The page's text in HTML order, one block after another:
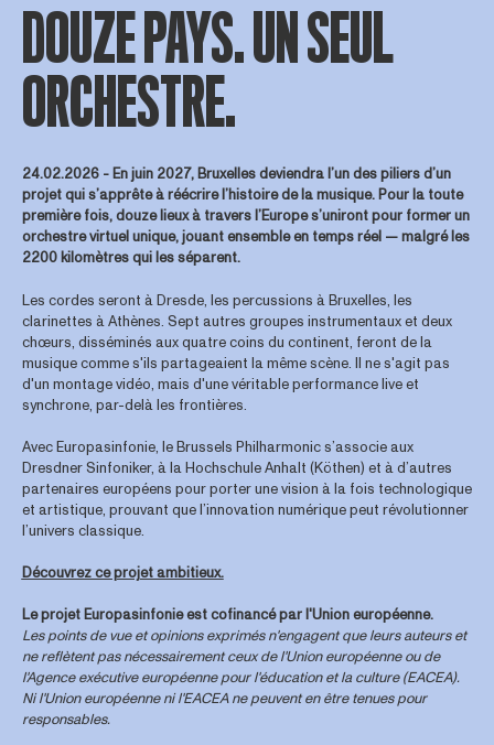
DOUZE PAYS. UN SEUL
ORCHESTRE.
24.02.2026 -En juin 2027, Bruxelles deviendra l’un des piliers d’un
projet qui s’apprête à réécrire l’histoire de la musique. Pour la toute
première fois, douze lieux à travers l’Europe s’uniront pour former un
orchestre virtuel unique, jouant ensemble en temps réel — malgré les
2200 kilomètres qui les séparent.
Les cordes seront à Dresde, les percussions à Bruxelles, les
clarinettes à Athènes. Sept autres groupes instrumentaux et deux
chœurs, disséminés aux quatre coins du continent, feront de la
musique comme s'ils partageaient la même scène. Il ne s'agit pas
d'un montage vidéo, mais d'une véritable performance live et
synchrone, par-delà les frontières.
Avec Europasinfonie, le Brussels Philharmonic s’associe aux
Dresdner Sinfoniker, à la Hochschule Anhalt (Köthen) et à d’autres
partenaires européens pour porter une vision à la fois technologique
et artistique, prouvant que l’innovation numérique peut révolutionner
l’univers classique.
Découvrez ce projet ambitieux.
Le projet Europasinfonie est cofinancé par l'Union européenne.
Les points de vue et opinions exprimés n'engagent que leurs auteurs et
ne reflètent pas nécessairement ceux de l'Union européenne ou de
l'Agence exécutive européenne pour l'éducation et la culture (EACEA).
Ni l'Union européenne ni l'EACEA ne peuvent en être tenues pour
responsables.